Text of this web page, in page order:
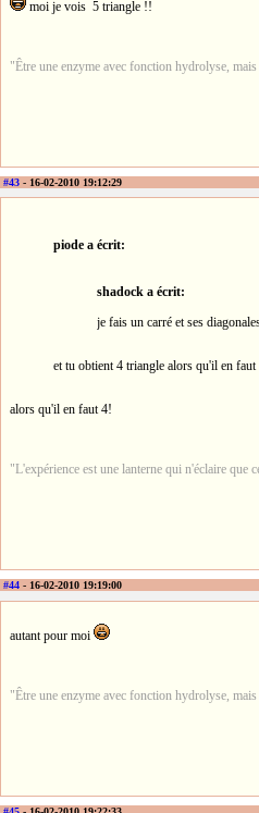
moi je vois 5 triangle !!
"Être une enzyme avec fonction hydrolyse,
#43 - 16-02-2010 19:12:29
piode a écrit:
shadock a écrit:
je fais un carré et ses
et tu obtient 4 triangle alors qu'il en
alors qu'il en faut 4!
"L'expérience est une lanterne qui n'éclaire que
#44 - 16-02-2010 19:19:00
autant pour moi
"Être une enzyme avec fonction hydrolyse,